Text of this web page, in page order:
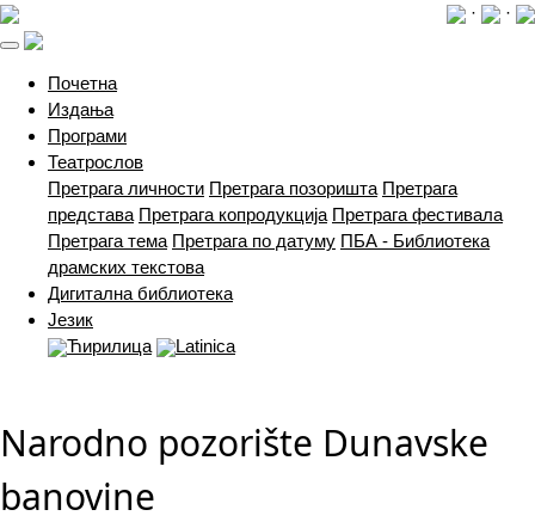
· ·
Почетна(current)
Издања
Програми
Театрослов
Претрага личности Претрага позоришта Претрага
представа Претрага копродукција Претрага фестивала
Претрага тема Претрага по датуму ПБА - Библиотека
драмских текстова
Дигитална библиотека
Језик
Ћирилица
Latinica
Narodno pozorište Dunavske
banovine